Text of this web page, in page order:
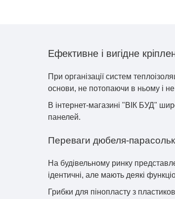
Ефективне і вигідне
При організації систем
основи, не потопаючи в ньому і
В інтернет-магазині "ВІК БУД"
панелей.
Переваги дюбеля-
На будівельному ринку
ідентичні, але мають деякі
Грибки для пінопласту з